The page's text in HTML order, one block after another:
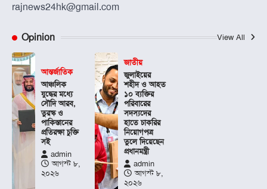
rajnews24hk@gmail.com
Opinion View All
আন্তর্জাতিক
আঞ্চলিক
যুদ্ধের মধ্যে
সৌদি আরব,
তুরস্ক ও
পাকিস্তানের
প্রতিরক্ষা চুক্তি
সই
admin
আগস্ট ৮,
২০২৬
জাতীয়
জুলাইয়ের
শহীদ ও আহত
১০ ব্যক্তির
পরিবারের
সদস্যদের
হাতে চাকরির
নিয়োগপত্র
তুলে দিয়েছেন
প্রধানমন্ত্রী
admin
আগস্ট ৮,
২০২৬